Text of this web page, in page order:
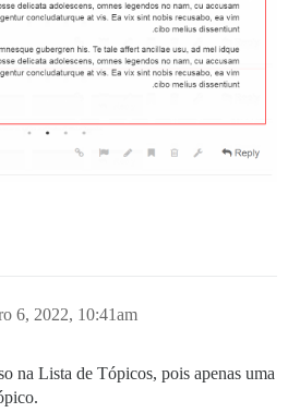
6, 2022, 10:41am
na Lista de Tópicos, pois apenas uma